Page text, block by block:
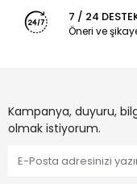
7 / 24
Öneri ve
Kampanya, duyuru,
olmak istiyorum.